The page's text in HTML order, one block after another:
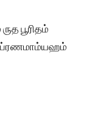
பூரிதம்
ப்ரணமாம்யஹம்